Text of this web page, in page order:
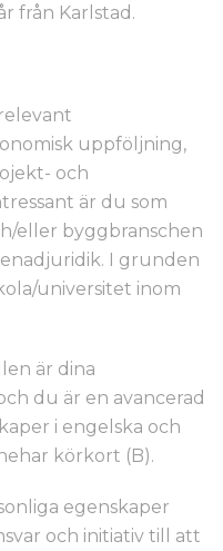
från Karlstad.
uppföljning,
och
är du som
eller byggbranschen
I grunden
universitet inom
är dina
du är en avancerad
i engelska och
körkort (B).
egenskaper
och initiativ till att